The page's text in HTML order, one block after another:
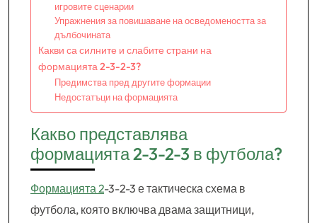
игровите сценарии
Упражнения за повишаване на осведомеността за
дълбочината
Какви са силните и слабите страни на
формацията 2-3-2-3?
Предимства пред другите формации
Недостатъци на формацията
Какво представлява
формацията 2-3-2-3 в футбола?
Формацията 2-3-2-3 е тактическа схема в
футбола, която включва двама защитници,